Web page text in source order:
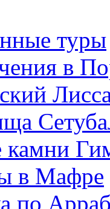
туры
в
камни
в Мафре
по